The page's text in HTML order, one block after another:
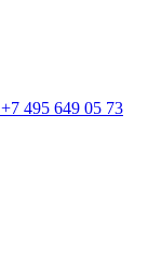
+7 495 649 05 73